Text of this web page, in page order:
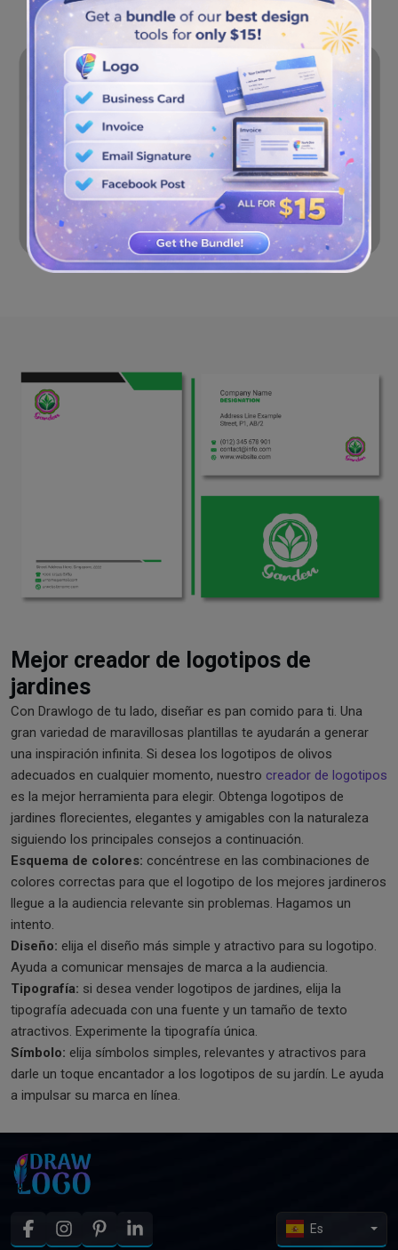
Mejor creador de logotipos de
jardines
Con Drawlogo de tu lado, diseñar es pan comido para ti. Una
gran variedad de maravillosas plantillas te ayudarán a generar
una inspiración infinita. Si desea los logotipos de olivos
adecuados en cualquier momento, nuestro creador de logotipos
es la mejor herramienta para elegir. Obtenga logotipos de
jardines florecientes, elegantes y amigables con la naturaleza
siguiendo los principales consejos a continuación.
Esquema de colores: concéntrese en las combinaciones de
colores correctas para que el logotipo de los mejores jardineros
llegue a la audiencia relevante sin problemas. Hagamos un
intento.
Diseño: elija el diseño más simple y atractivo para su logotipo.
Ayuda a comunicar mensajes de marca a la audiencia.
Tipografía: si desea vender logotipos de jardines, elija la
tipografía adecuada con una fuente y un tamaño de texto
atractivos. Experimente la tipografía única.
Símbolo: elija símbolos simples, relevantes y atractivos para
darle un toque encantador a los logotipos de su jardín. Le ayuda
a impulsar su marca en línea.
Es